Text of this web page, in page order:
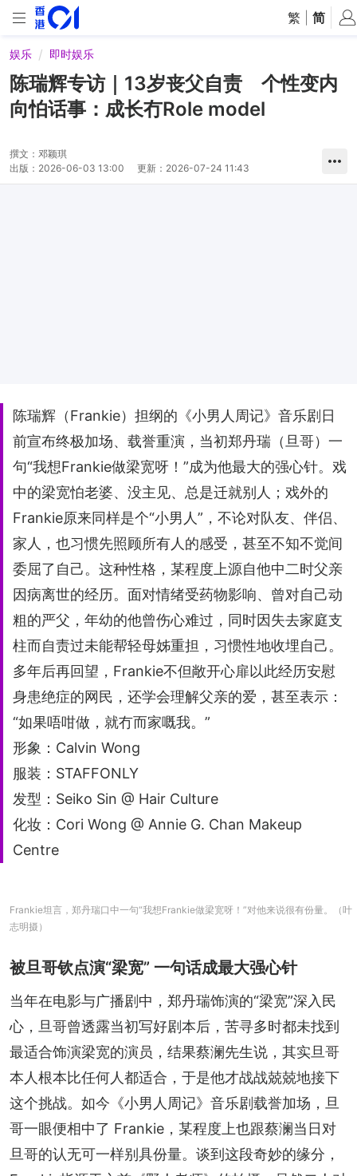
繁 简
娱乐 即时娱乐
陈瑞辉专访｜13岁丧父自责 个性变内
向怕话事：成长冇Role model
撰文： 邓颖琪
出版： 2026-06-03 13:00 更新： 2026-07-24 11:43
陈瑞辉（Frankie）担纲的《小男人周记》音乐剧日
前宣布终极加场、载誉重演，当初郑丹瑞（旦哥）一
句“我想Frankie做梁宽呀！”成为他最大的强心针。戏
中的梁宽怕老婆、没主见、总是迁就别人；戏外的
Frankie原来同样是个“小男人”，不论对队友、伴侣、
家人，也习惯先照顾所有人的感受，甚至不知不觉间
委屈了自己。这种性格，某程度上源自他中二时父亲
因病离世的经历。面对情绪受药物影响、曾对自己动
粗的严父，年幼的他曾伤心难过，同时因失去家庭支
柱而自责过未能帮轻母姊重担，习惯性地收埋自己。
多年后再回望，Frankie不但敞开心扉以此经历安慰
身患绝症的网民，还学会理解父亲的爱，甚至表示：
“如果唔咁做，就冇而家嘅我。”
形象：Calvin Wong
服装：STAFFONLY
发型：Seiko Sin @ Hair Culture
化妆：Cori Wong @ Annie G. Chan Makeup
Centre
Frankie坦言，郑丹瑞口中一句“我想Frankie做梁宽呀！”对他来说很有份量。（叶
志明摄）
被旦哥钦点演“梁宽” 一句话成最大强心针
当年在电影与广播剧中，郑丹瑞饰演的“梁宽”深入民
心，旦哥曾透露当初写好剧本后，苦寻多时都未找到
最适合饰演梁宽的演员，结果蔡澜先生说，其实旦哥
本人根本比任何人都适合，于是他才战战兢兢地接下
这个挑战。如今《小男人周记》音乐剧载誉加场，旦
哥一眼便相中了 Frankie，某程度上也跟蔡澜当日对
旦哥的认无可一样别具份量。谈到这段奇妙的缘分，